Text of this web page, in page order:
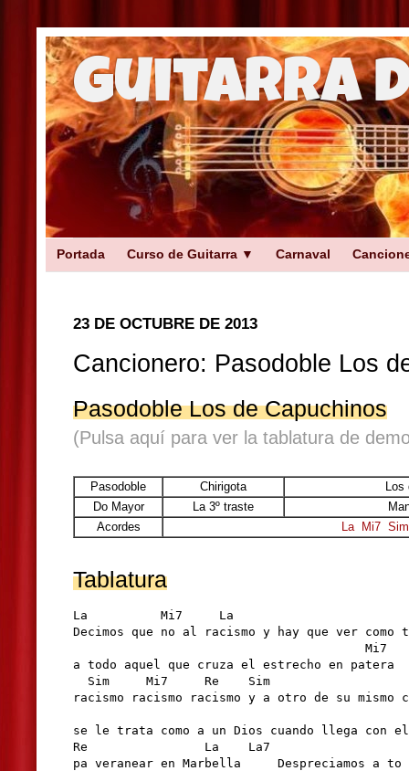
Guitarra
Portada Curso de Guitarra ▼ Carnaval
23 DE OCTUBRE DE 2013
Cancionero: Pasodoble Los
Pasodoble Los de Capuchinos
(Pulsa aquí para ver la tablatura de
Pasodoble Chirigota
Los
Do Mayor
La 3º traste
Acordes
La Mi7 Sim
Tablatura
La          Mi7     La
Decimos que no al racismo y hay que ver como
                                        Mi7
a todo aquel que cruza el estrecho en patera
Sim     Mi7     Re    Sim
racismo racismo racismo y a otro de su mismo
se le trata como a un Dios cuando llega con
Re                La    La7
pa veranear en Marbella     Despreciamos a to